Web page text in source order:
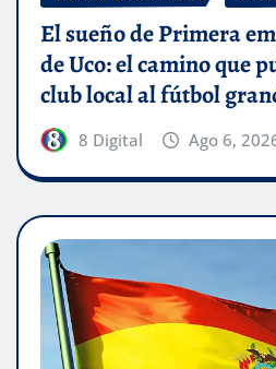
El sueño de Primera
de Uco: el camino que
club local al fútbol
8 Digital Ago 6,